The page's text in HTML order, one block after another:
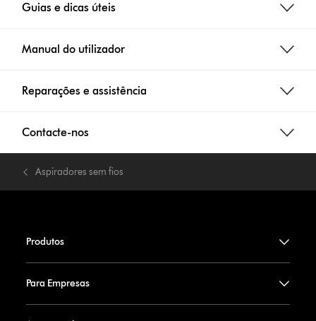
Guias e dicas úteis
Manual do utilizador
Reparações e assistência
Contacte-nos
Aspiradores sem fios
Produtos
Para Empresas